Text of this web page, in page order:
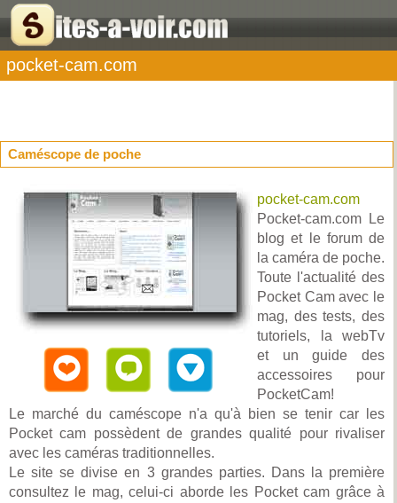
pocket-cam.com
Caméscope de poche
pocket-cam.com
Pocket-cam.com Le
blog et le forum de
la caméra de poche.
Toute l'actualité des
Pocket Cam avec le
mag, des tests, des
tutoriels, la webTv
et un guide des
accessoires pour
PocketCam!
Le marché du caméscope n'a qu'à bien se tenir car les
Pocket cam possèdent de grandes qualité pour rivaliser
avec les caméras traditionnelles.
Le site se divise en 3 grandes parties. Dans la première
consultez le mag, celui-ci aborde les Pocket cam grâce à